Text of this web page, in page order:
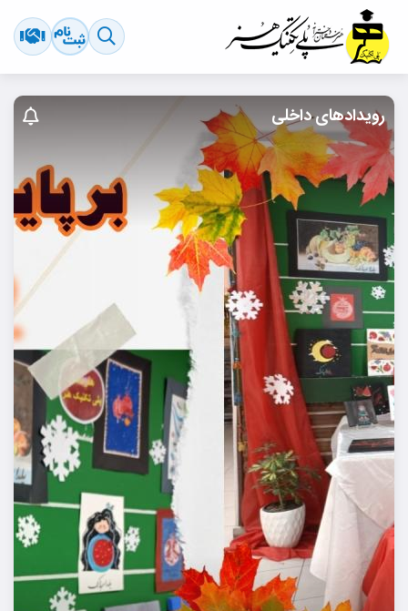
رویدادهای داخلی